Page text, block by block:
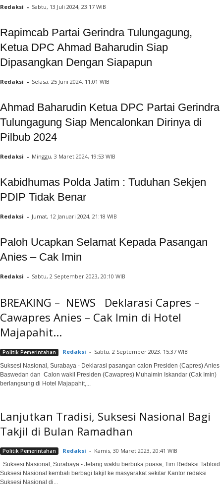
Redaksi - Sabtu, 13 Juli 2024, 23:17 WIB
Rapimcab Partai Gerindra Tulungagung,
Ketua DPC Ahmad Baharudin Siap
Dipasangkan Dengan Siapapun
Redaksi - Selasa, 25 Juni 2024, 11:01 WIB
Ahmad Baharudin Ketua DPC Partai Gerindra
Tulungagung Siap Mencalonkan Dirinya di
Pilbub 2024
Redaksi - Minggu, 3 Maret 2024, 19:53 WIB
Kabidhumas Polda Jatim : Tuduhan Sekjen
PDIP Tidak Benar
Redaksi - Jumat, 12 Januari 2024, 21:18 WIB
Paloh Ucapkan Selamat Kepada Pasangan
Anies – Cak Imin
Redaksi - Sabtu, 2 September 2023, 20:10 WIB
BREAKING – NEWS Deklarasi Capres –
Cawapres Anies – Cak Imin di Hotel
Majapahit...
Politik Pemerintahan Redaksi - Sabtu, 2 September 2023, 15:37 WIB
Suksesi Nasional, Surabaya - Deklarasi pasangan calon Presiden (Capres) Anies
Baswedan dan Calon wakil Presiden (Cawapres) Muhaimin Iskandar (Cak Imin)
berlangsung di Hotel Majapahit,...
Lanjutkan Tradisi, Suksesi Nasional Bagi
Takjil di Bulan Ramadhan
Politik Pemerintahan Redaksi - Kamis, 30 Maret 2023, 20:41 WIB
Suksesi Nasional, Surabaya - Jelang waktu berbuka puasa, Tim Redaksi Tabloid
Suksesi Nasional kembali berbagi takjil ke masyarakat sekitar Kantor redaksi
Suksesi Nasional di...